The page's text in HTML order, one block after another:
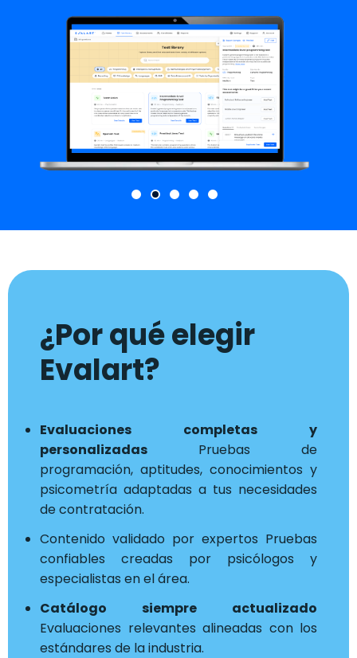
¿Por qué elegir
Evalart?
Evaluaciones completas y
personalizadas Pruebas de
programación, aptitudes, conocimientos y
psicometría adaptadas a tus necesidades
de contratación.
Contenido validado por expertos Pruebas
confiables creadas por psicólogos y
especialistas en el área.
Catálogo siempre actualizado
Evaluaciones relevantes alineadas con los
estándares de la industria.